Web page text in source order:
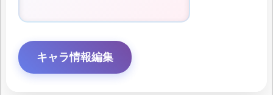
キャラ情報編集